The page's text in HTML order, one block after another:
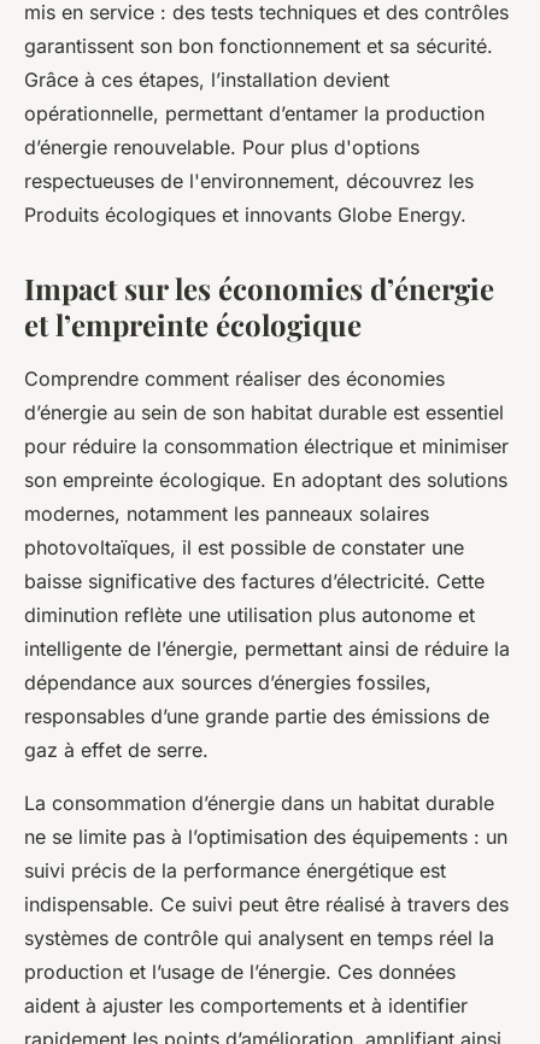
mis en service : des tests techniques et des contrôles
garantissent son bon fonctionnement et sa sécurité.
Grâce à ces étapes, l’installation devient
opérationnelle, permettant d’entamer la production
d’énergie renouvelable. Pour plus d'options
respectueuses de l'environnement, découvrez les
Produits écologiques et innovants Globe Energy.
Impact sur les économies d’énergie
et l’empreinte écologique
Comprendre comment réaliser des économies
d’énergie au sein de son habitat durable est essentiel
pour réduire la consommation électrique et minimiser
son empreinte écologique. En adoptant des solutions
modernes, notamment les panneaux solaires
photovoltaïques, il est possible de constater une
baisse significative des factures d’électricité. Cette
diminution reflète une utilisation plus autonome et
intelligente de l’énergie, permettant ainsi de réduire la
dépendance aux sources d’énergies fossiles,
responsables d’une grande partie des émissions de
gaz à effet de serre.
La consommation d’énergie dans un habitat durable
ne se limite pas à l’optimisation des équipements : un
suivi précis de la performance énergétique est
indispensable. Ce suivi peut être réalisé à travers des
systèmes de contrôle qui analysent en temps réel la
production et l’usage de l’énergie. Ces données
aident à ajuster les comportements et à identifier